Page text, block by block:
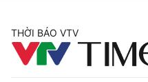
THỜI BÁO VTV